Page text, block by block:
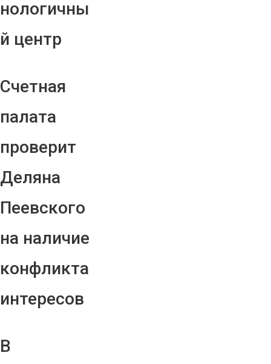
нологичны
й центр
Счетная
палата
проверит
Деляна
Пеевского
на наличие
конфликта
интересов
В